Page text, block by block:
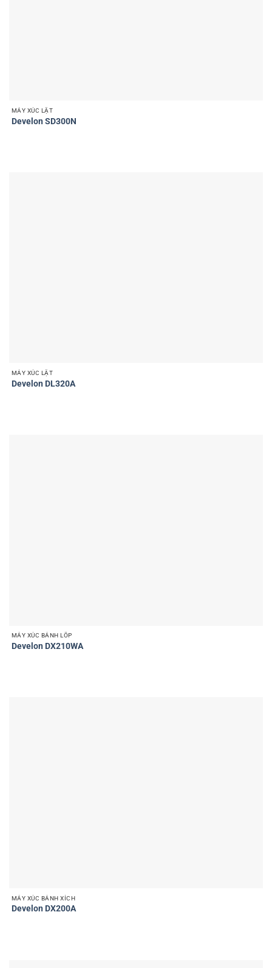
MÁY XÚC LẬT
Develon SD300N
MÁY XÚC LẬT
Develon DL320A
MÁY XÚC BÁNH LỐP
Develon DX210WA
MÁY XÚC BÁNH XÍCH
Develon DX200A